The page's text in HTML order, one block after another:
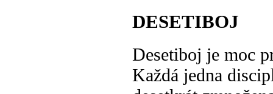
DESETIBOJ
Desetiboj je moc
Každá jedna